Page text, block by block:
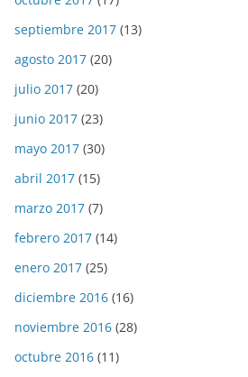
septiembre 2017 (13)
agosto 2017 (20)
julio 2017 (20)
junio 2017 (23)
mayo 2017 (30)
abril 2017 (15)
marzo 2017 (7)
febrero 2017 (14)
enero 2017 (25)
diciembre 2016 (16)
noviembre 2016 (28)
octubre 2016 (11)